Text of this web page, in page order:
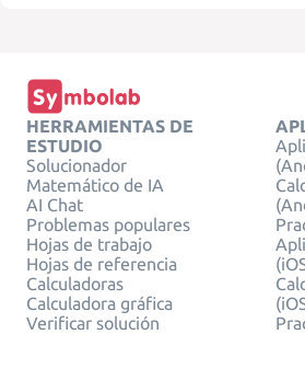
HERRAMIENTAS DE
ESTUDIO
Solucionador
Matemático de IA
AI Chat
Problemas populares
Hojas de trabajo
Hojas de referencia
Calculadoras
Calculadora gráfica
Verificar solución